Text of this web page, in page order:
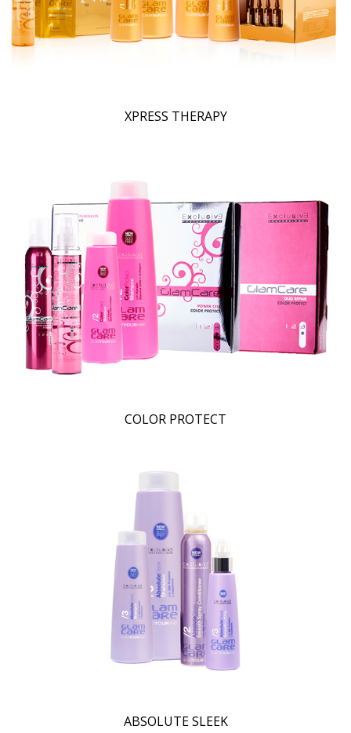
XPRESS THERAPY
COLOR PROTECT
ABSOLUTE SLEEK